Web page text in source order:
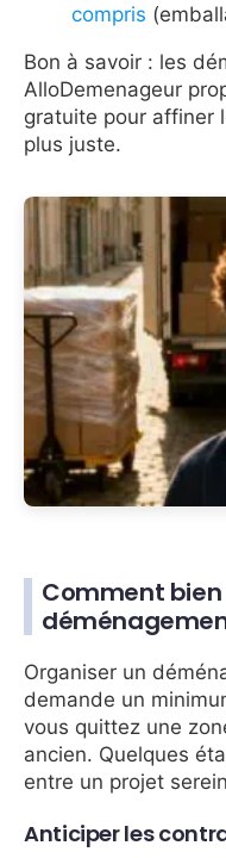
compris
Bon à savoir : les
AlloDemenageur
gratuite pour affiner
plus juste.
Comment
Organiser un
demande un
vous quittez une
ancien. Quelques
entre un projet
Anticiper les